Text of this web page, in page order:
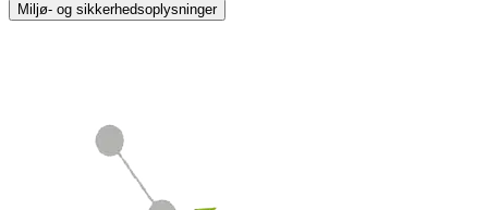
Miljø- og sikkerhedsoplysninger